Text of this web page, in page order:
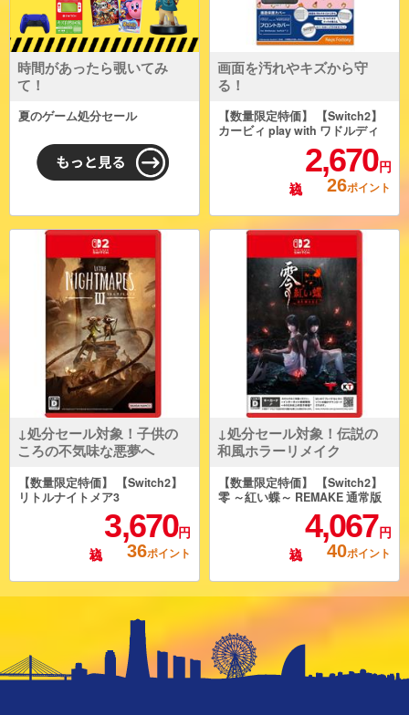
時間があったら覗いてみ
て！
夏のゲーム処分セール
画面を汚れやキズから守
る！
【数量限定特価】 【Switch2】
カービィ play with ワドルディ
フロントカバー for Nintendo S
2,670 円
26ポイント
↓処分セール対象！子供の
ころの不気味な悪夢へ
【数量限定特価】 【Switch2】
リトルナイトメア3
3,670円
36ポイント
↓処分セール対象！伝説の
和風ホラーリメイク
【数量限定特価】 【Switch2】
零 ～紅い蝶～ REMAKE 通常版
4,067 円
40ポイント